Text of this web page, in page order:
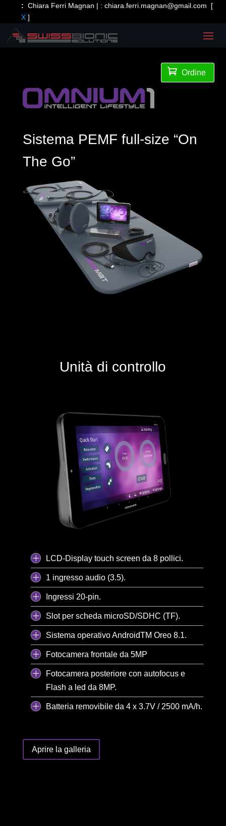
:Chiara Ferri Magnan | :chiara.ferri.magnan@gmail.com [
X ]
 Ordine
Sistema PEMF full-size “On
The Go”
Unità di controllo
LCD-Display touch screen da 8 pollici.
1 ingresso audio (3.5).
Ingressi 20-pin.
Slot per scheda microSD/SDHC (TF).
Sistema operativo AndroidTM Oreo 8.1.
Fotocamera frontale da 5MP
Fotocamera posteriore con autofocus e
Flash a led da 8MP.
Batteria removibile da 4 x 3.7V / 2500 mA/h.
Aprire la galleria